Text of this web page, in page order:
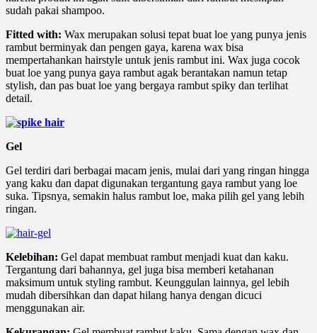
sudah pakai shampoo.
Fitted with: Wax merupakan solusi tepat buat loe yang punya jenis
rambut berminyak dan pengen gaya, karena wax bisa
mempertahankan hairstyle untuk jenis rambut ini. Wax juga cocok
buat loe yang punya gaya rambut agak berantakan namun tetap
stylish, dan pas buat loe yang bergaya rambut spiky dan terlihat
detail.
Gel
Gel terdiri dari berbagai macam jenis, mulai dari yang ringan hingga
yang kaku dan dapat digunakan tergantung gaya rambut yang loe
suka. Tipsnya, semakin halus rambut loe, maka pilih gel yang lebih
ringan.
Kelebihan: Gel dapat membuat rambut menjadi kuat dan kaku.
Tergantung dari bahannya, gel juga bisa memberi ketahanan
maksimum untuk styling rambut. Keunggulan lainnya, gel lebih
mudah dibersihkan dan dapat hilang hanya dengan dicuci
menggunakan air.